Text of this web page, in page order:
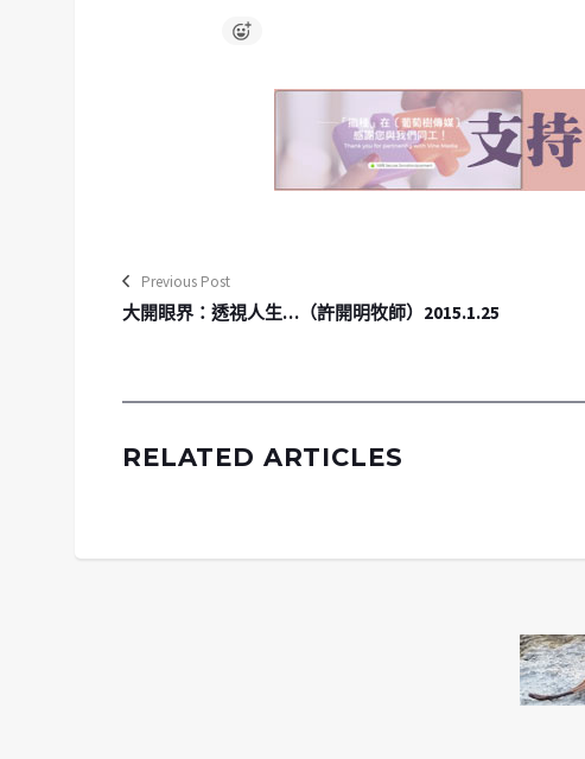
Previous Post
大開眼界：透視人生…（許開明牧師）2015.1.25
RELATED ARTICLES